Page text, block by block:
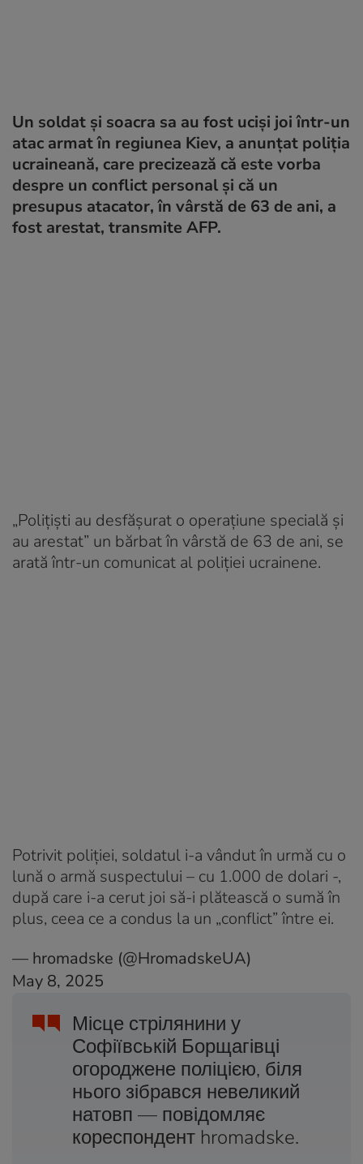
Un soldat şi soacra sa au fost ucişi joi într-un
atac armat în regiunea Kiev, a anunțat poliția
ucraineană, care precizează că este vorba
despre un conflict personal şi că un
presupus atacator, în vârstă de 63 de ani, a
fost arestat, transmite AFP.
„Poliţişti au desfăşurat o operaţiune specială şi
au arestat” un bărbat în vârstă de 63 de ani, se
arată într-un comunicat al poliției ucrainene.
Potrivit poliţiei, soldatul i-a vândut în urmă cu o
lună o armă suspectului – cu 1.000 de dolari -,
după care i-a cerut joi să-i plătească o sumă în
plus, ceea ce a condus la un „conflict” între ei.
Місце стрілянини у
Софіївській Борщагівці
огороджене поліцією, біля
нього зібрався невеликий
натовп — повідомляє
кореспондент hromadske.
— hromadske (@HromadskeUA)
May 8, 2025